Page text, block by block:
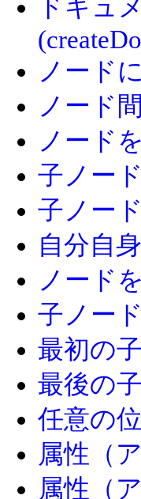
ドキュ
ノード
ノード
ノード
子ノー
子ノー
自分自
ノード
子ノー
最初の
最後の
任意の
属性（
属性（